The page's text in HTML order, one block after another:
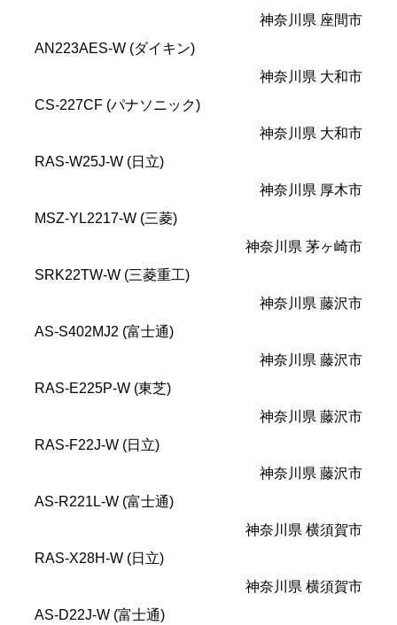
神奈川県 座間市
AN223AES-W (ダイキン)
神奈川県 大和市
CS-227CF (パナソニック)
神奈川県 大和市
RAS-W25J-W (日立)
神奈川県 厚木市
MSZ-YL2217-W (三菱)
神奈川県 茅ヶ崎市
SRK22TW-W (三菱重工)
神奈川県 藤沢市
AS-S402MJ2 (富士通)
神奈川県 藤沢市
RAS-E225P-W (東芝)
神奈川県 藤沢市
RAS-F22J-W (日立)
神奈川県 藤沢市
AS-R221L-W (富士通)
神奈川県 横須賀市
RAS-X28H-W (日立)
神奈川県 横須賀市
AS-D22J-W (富士通)